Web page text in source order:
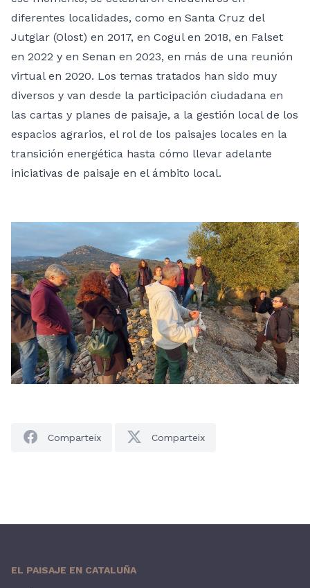
diferentes localidades, como en Santa Cruz del
Jutglar (Olost) en 2017, en Cogul en 2018, en Falset
en 2022 y en Senan en 2023, en más de una reunión
virtual en 2020. Los temas tratados han sido muy
diversos y van desde la participación ciudadana en
las cartas y planes de paisaje, a la gestión local de los
espacios agrarios, el rol de los paisajes locales en la
transición energética hasta cómo llevar adelante
iniciativas de paisaje en el ámbito local.
Comparteix Comparteix
EL PAISAJE EN CATALUÑA